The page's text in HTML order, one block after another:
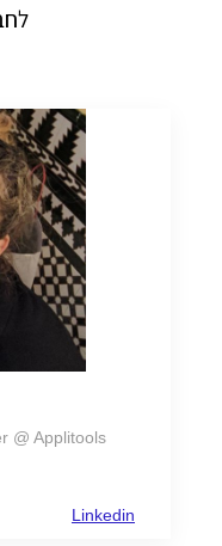
@ Applitools
Linkedin